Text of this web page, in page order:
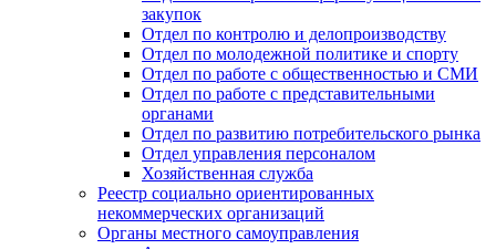
закупок
Отдел по контролю и делопроизводству
Отдел по молодежной политике и спорту
Отдел по работе с общественностью и СМИ
Отдел по работе с представительными
органами
Отдел по развитию потребительского рынка
Отдел управления персоналом
Хозяйственная служба
Реестр социально ориентированных
некоммерческих организаций
Органы местного самоуправления